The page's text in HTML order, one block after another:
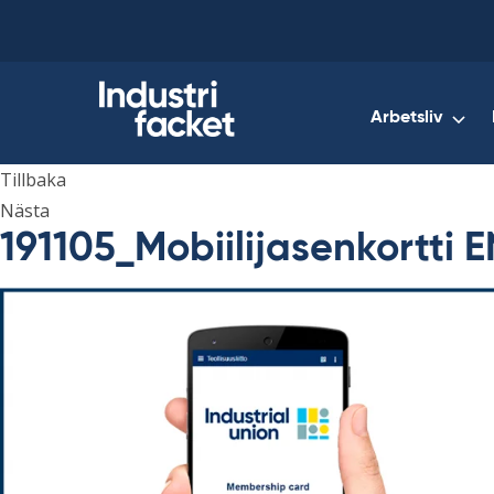
Arbetsliv
Tillbaka
Nästa
191105_Mobiilijasenkortti